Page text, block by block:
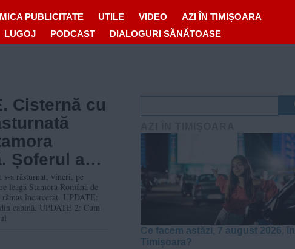
MICA PUBLICITATE UTILE VIDEO
AZI ÎN TIMIȘOARA
LUGOJ PODCAST DIALOGURI SĂNĂTOASE
Cisternă cu
Șoferul a
s-a răsturnat, vineri, pe
leagă Stamora Română de
încarcerat. UPDATE:
cabină. UPDATE 2: Cum
Ce facem astăzi, 7 august 2026, în
Timișoara?